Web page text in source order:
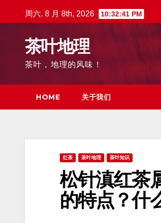
至
周六. 8 月 8th, 2026 10:32:43 PM
茶叶地理
茶叶，地理的风味！
HOME 关于我们
红茶 茶叶地理 茶叶知识
松针滇红茶
的特点？什